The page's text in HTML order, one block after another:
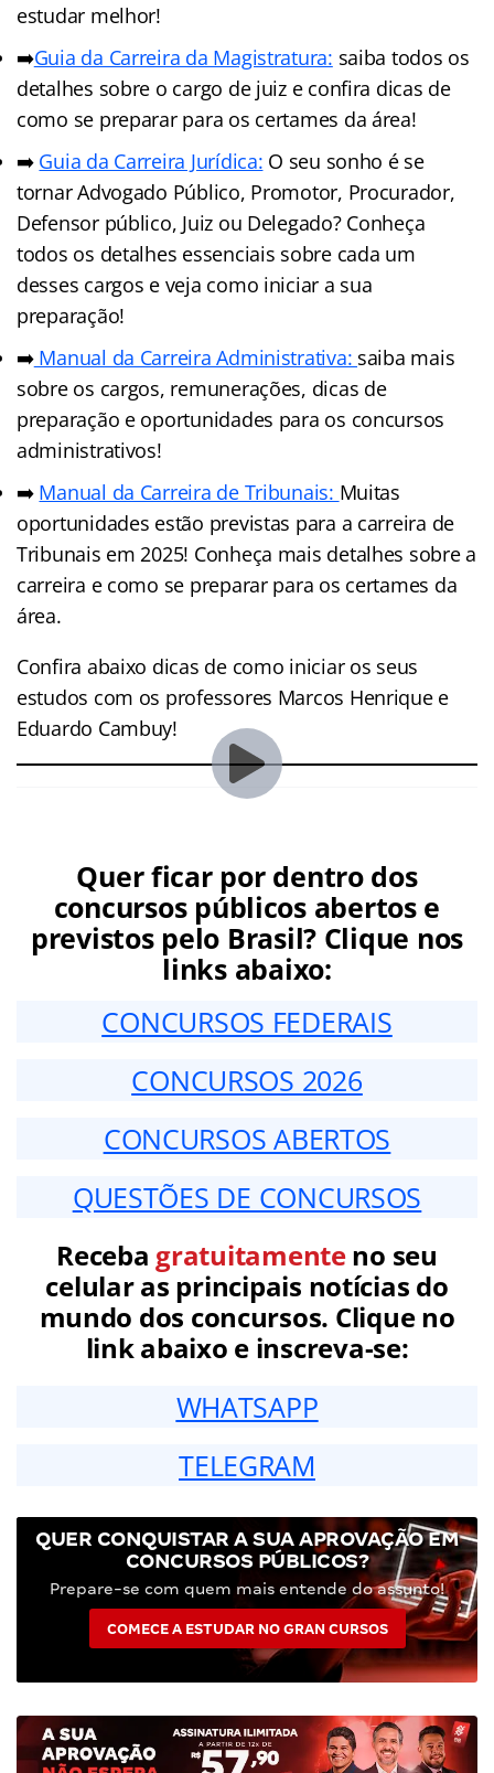
estudar melhor!
➡️Guia da Carreira da Magistratura: saiba todos os
detalhes sobre o cargo de juiz e confira dicas de
como se preparar para os certames da área!
➡️ Guia da Carreira Jurídica: O seu sonho é se
tornar Advogado Público, Promotor, Procurador,
Defensor público, Juiz ou Delegado? Conheça
todos os detalhes essenciais sobre cada um
desses cargos e veja como iniciar a sua
preparação!
➡️Manual da Carreira Administrativa: saiba mais
sobre os cargos, remunerações, dicas de
preparação e oportunidades para os concursos
administrativos!
➡️ Manual da Carreira de Tribunais: Muitas
oportunidades estão previstas para a carreira de
Tribunais em 2025! Conheça mais detalhes sobre a
carreira e como se preparar para os certames da
área.
Confira abaixo dicas de como iniciar os seus
estudos com os professores Marcos Henrique e
Eduardo Cambuy!
Quer ficar por dentro dos
concursos públicos abertos e
previstos pelo Brasil? Clique nos
links abaixo:
CONCURSOS FEDERAIS
CONCURSOS 2026
CONCURSOS ABERTOS
QUESTÕES DE CONCURSOS
Receba gratuitamenteno seu
celular as principais notícias do
mundo dos concursos. Clique no
link abaixo e inscreva-se:
WHATSAPP
TELEGRAM
QUER CONQUISTAR A SUA APROVAÇÃO EM
CONCURSOS PÚBLICOS?
Prepare-se com quem mais entende do assunto!
COMECE A ESTUDAR NO GRAN CURSOS